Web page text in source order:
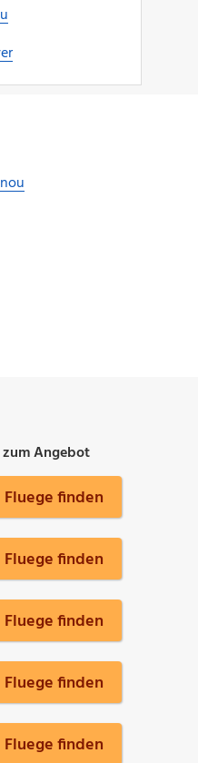
zum Angebot
Fluege finden
Fluege finden
Fluege finden
Fluege finden
Fluege finden